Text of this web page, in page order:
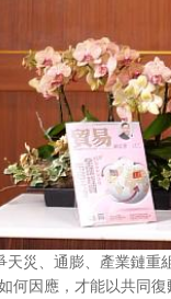
災、通膨、產業鏈
因應，才能以共同